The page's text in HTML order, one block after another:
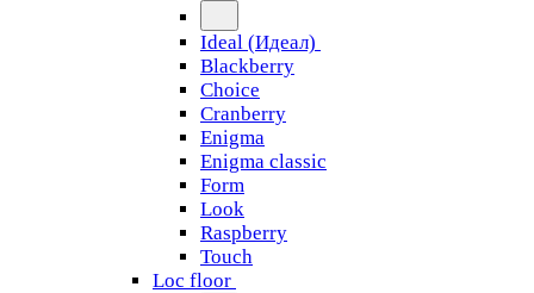
Ideal (Идеал)
Blackberry
Choice
Cranberry
Enigma
Enigma classic
Form
Look
Raspberry
Touch
Loc floor